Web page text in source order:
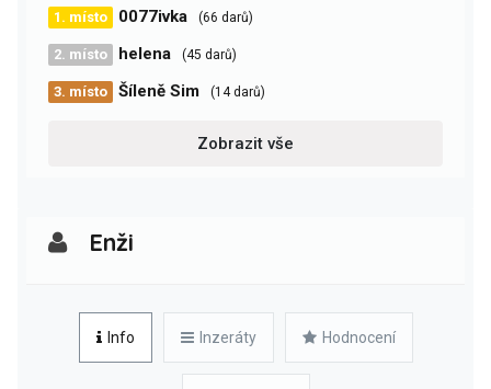
1. místo 0077ivka (66 darů)
2. místo helena (45 darů)
3. místo Šíleně Sim (14 darů)
Zobrazit vše
Enži
Info Inzeráty Hodnocení